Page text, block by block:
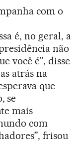
com o
é, no geral, a
não
você é”, disse
atrás na
que
se
mais
com
frisou